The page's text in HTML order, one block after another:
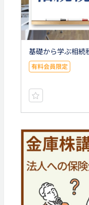
基礎から学ぶ相続
有料会員限定